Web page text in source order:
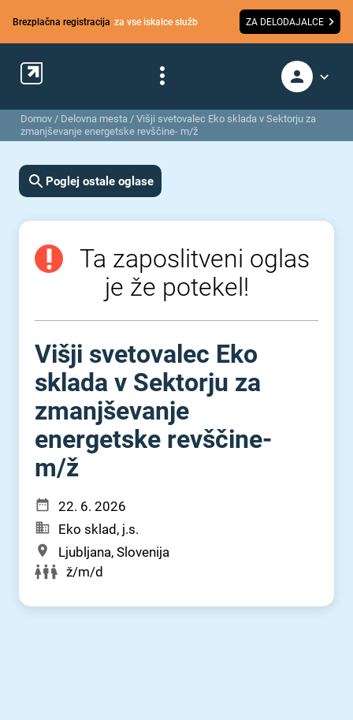
Brezplačna registracija za vse iskalce služb ZA DELODAJALCE
Domov / Delovna mesta / Višji svetovalec Eko sklada v Sektorju za
zmanjševanje energetske revščine- m/ž
Poglej ostale oglase
Ta zaposlitveni oglas
je že potekel!
Višji svetovalec Eko
sklada v Sektorju za
zmanjševanje
energetske revščine-
m⁠/⁠ž
22. 6. 2026
Eko sklad, j.s.
Ljubljana, Slovenija
ž/m/d